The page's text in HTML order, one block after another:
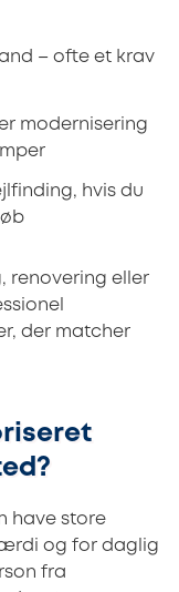
– ofte et krav
modernisering
hvis du
renovering eller
der matcher
have store
og for daglig
fra